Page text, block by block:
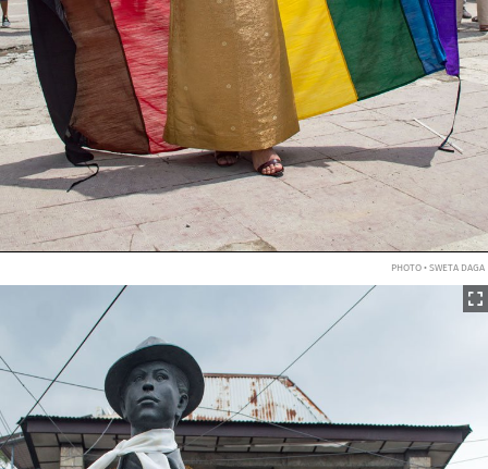
PHOTO • SWETA DAGA